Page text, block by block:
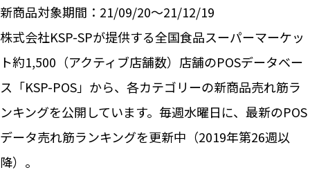
新商品対象期間：21/09/20～21/12/19
株式会社KSP-SPが提供する全国食品スーパーマーケッ
ト約1,500（アクティブ店舗数）店舗のPOSデータベー
ス「KSP-POS」から、各カテゴリーの新商品売れ筋ラ
ンキングを公開しています。毎週水曜日に、最新のPOS
データ売れ筋ランキングを更新中（2019年第26週以
降）。